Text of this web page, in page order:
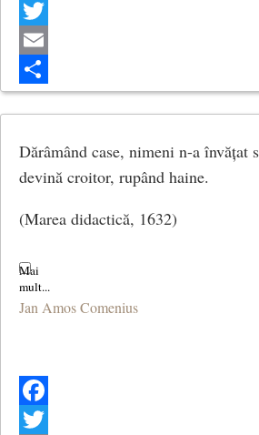
Facebook
Twitter
Email
Share
Dărâmând case, nimeni n-a învățat
devină croitor, rupând haine.
(Marea didactică, 1632)
Jan Amos Comenius
Facebook